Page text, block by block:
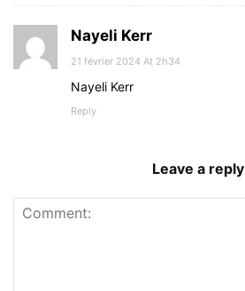
Nayeli Kerr
21 février 2024 At 2h34
Nayeli Kerr
Reply
Leave a reply